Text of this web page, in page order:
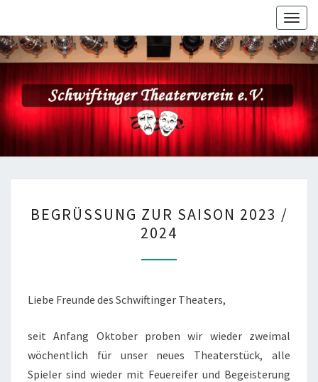
UR S
AISON 2
023 /
024
BEGRÜSSUNG ZUR SAISON 2023 / 2
024
Liebe Freunde des Schwiftinger Theaters,
seit Anfang Oktober proben wir wieder zweimal
wöchentlich für unser neues Theaterstück, alle
Spieler sind wieder mit Feuereifer und Begeisterung